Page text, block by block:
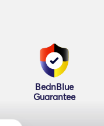
BednBlue
Guarantee